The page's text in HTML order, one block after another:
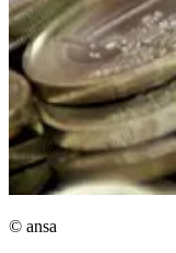
© ansa